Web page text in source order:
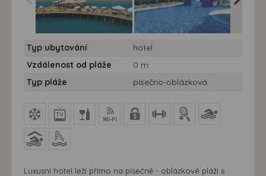
10/11 nocí - Turecko,
Manavgat - Hotel Lyra
Resort
10/11 nocí - Turecko,
Manavgat - Hotel Lyra
Resort
Typ ubytování
hotel
Vzdálenost od pláže
0 m
Typ pláže
písečno-oblázková
Luxusní hotel leží přímo na písečně - oblázkové pláži s